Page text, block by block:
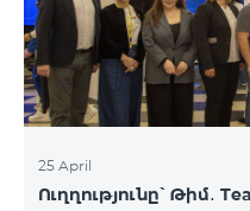
25 April
Ուղղությունը՝ Թիմ․